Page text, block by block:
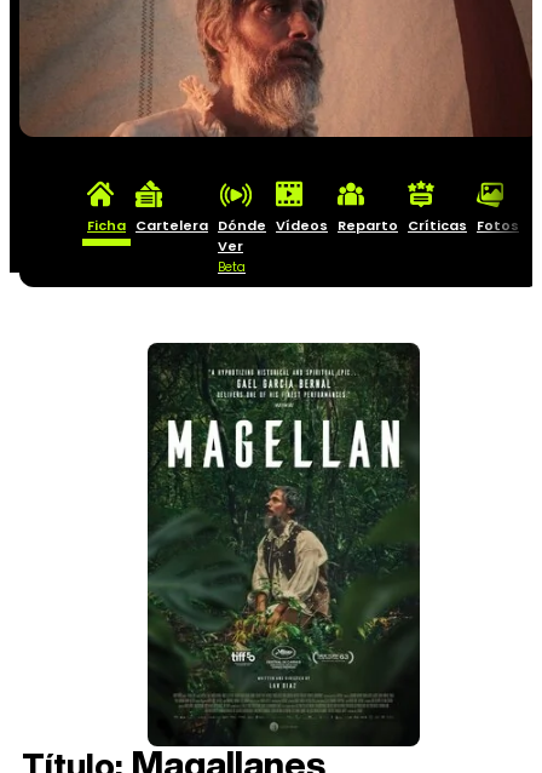
Ficha Cartelera Dónde
Ver
Beta
Vídeos Reparto Críticas Fotos